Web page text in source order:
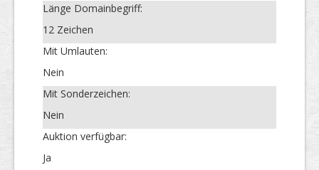
Länge Domainbegriff:
12 Zeichen
Mit Umlauten:
Nein
Mit Sonderzeichen:
Nein
Auktion verfügbar:
Ja